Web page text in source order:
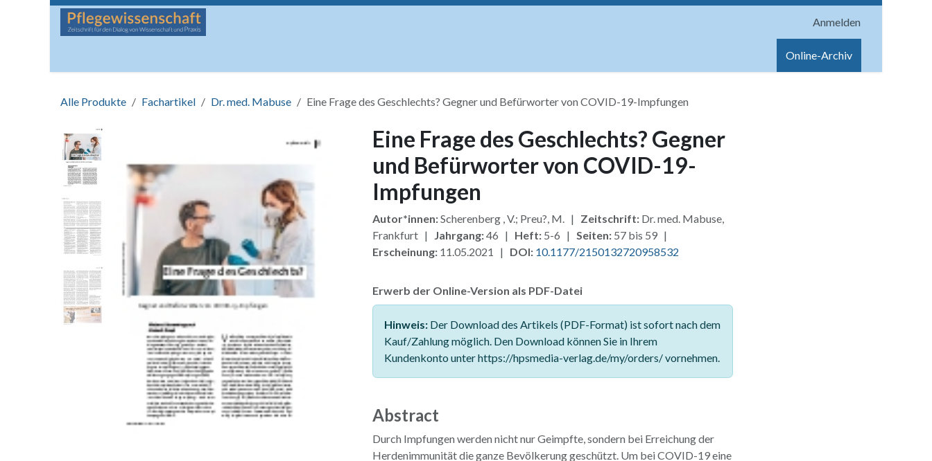
Zum Inhalt springen
Anmelden
Online-Archiv
Alle Produkte Fachartikel Dr. med. Mabuse Eine Frage des Geschlechts? Gegner und Befürworter von COVID-19-Impfungen
Eine Frage des Geschlechts? Gegner
und Befürworter von COVID-19-
Impfungen
Autor*innen:Scherenberg , V.; Preu?, M. | Zeitschrift:Dr. med. Mabuse,
Frankfurt | Jahrgang:46 | Heft:5-6 | Seiten:57 bis 59 |
Erscheinung:11.05.2021 | DOI: 10.1177/2150132720958532
Erwerb der Online-Version als PDF-Datei
Hinweis:Der Download des Artikels (PDF-Format) ist sofort nach dem
Kauf/Zahlung möglich. Den Download können Sie in Ihrem
Kundenkonto unter https://hpsmedia-verlag.de/my/orders/ vornehmen.
Abstract
Durch Impfungen werden nicht nur Geimpfte, sondern bei Erreichung der
Herdenimmunität die ganze Bevölkerung geschützt. Um bei COVID-19 eine